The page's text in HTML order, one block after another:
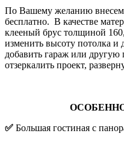
По Вашему желанию
бесплатно. В качестве
клееный брус толщиной
изменить высоту потолка
добавить гараж или
отзеркалить проект,
✅ Большая гостиная с